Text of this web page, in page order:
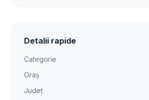
Detalii rapide
Categorie
Oraș
Județ